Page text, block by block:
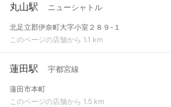
丸山駅 ニューシャトル
北足立郡伊奈町大字小室２８９-１
このページの店舗から 1.1 km
蓮田駅 宇都宮線
蓮田市本町
このページの店舗から 1.5 km